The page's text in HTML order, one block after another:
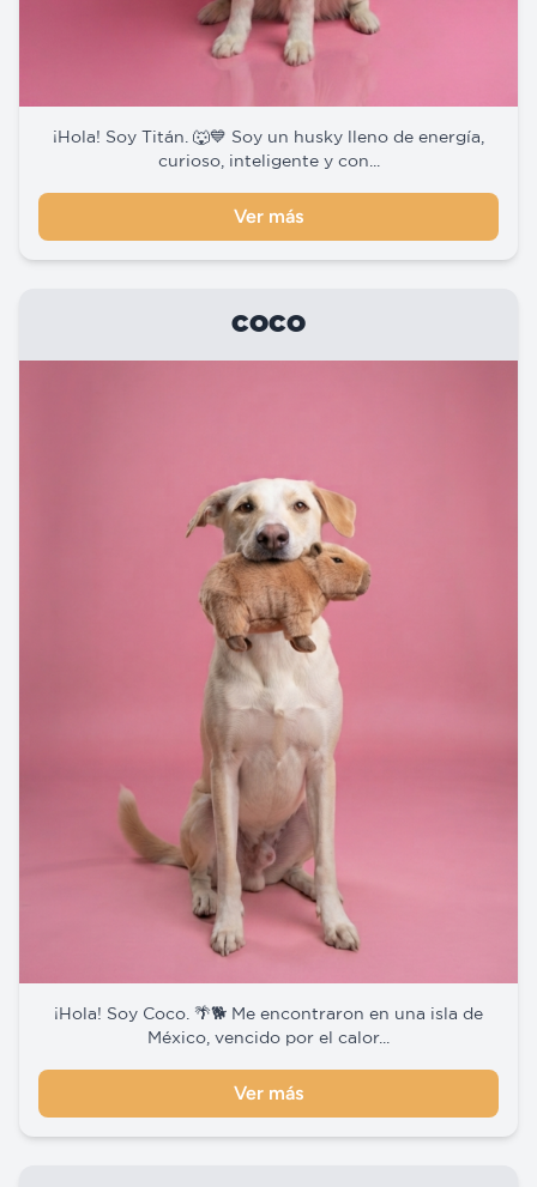
¡Hola! Soy Titán. 🐺💙 Soy un husky lleno de energía,
curioso, inteligente y con...
Ver más
COCO
¡Hola! Soy Coco. 🌴🐕 Me encontraron en una isla de
México, vencido por el calor...
Ver más